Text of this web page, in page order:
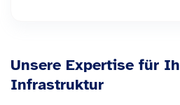
Unsere Expertise für
Infrastruktur